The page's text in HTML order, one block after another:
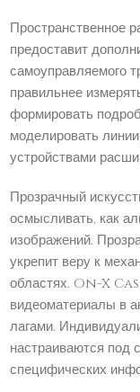
Пространственное
предоставит
самоуправляемого
правильнее
формировать
моделировать
устройствами
Прозрачный
осмысливать, как
изображений.
укрепит веру к
областях. On-X
видеоматериалы в
лагами.
настраиваются под
специфических